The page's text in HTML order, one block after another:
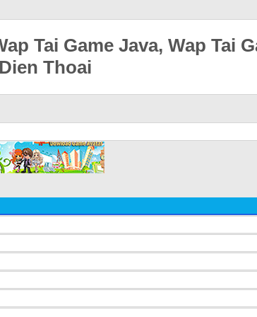
Tai Game Java, Wap Tai
Thoai